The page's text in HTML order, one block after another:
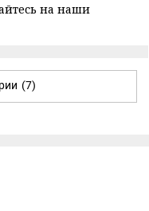
на наши
(7)